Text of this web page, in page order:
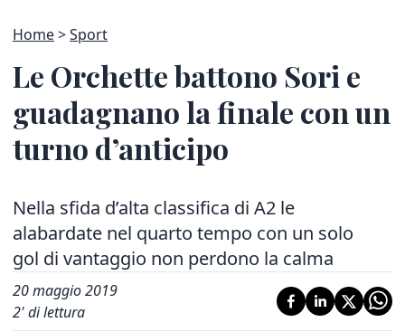
Home Sport
Le Orchette battono Sori e
guadagnano la finale con un
turno d’anticipo
Nella sfida d’alta classifica di A2 le
alabardate nel quarto tempo con un solo
gol di vantaggio non perdono la calma
20 maggio 2019
2' di lettura